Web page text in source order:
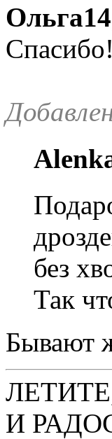
Ольга14
без
Так
Бывают
И